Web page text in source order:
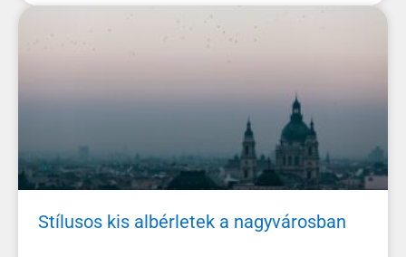
Stílusos kis albérletek a nagyvárosban